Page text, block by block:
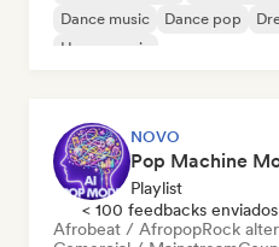
Dance music
Dance pop
House music
NOVO
Playlist
< 100 feedbacks enviados
Afrobeat / AfropopRock